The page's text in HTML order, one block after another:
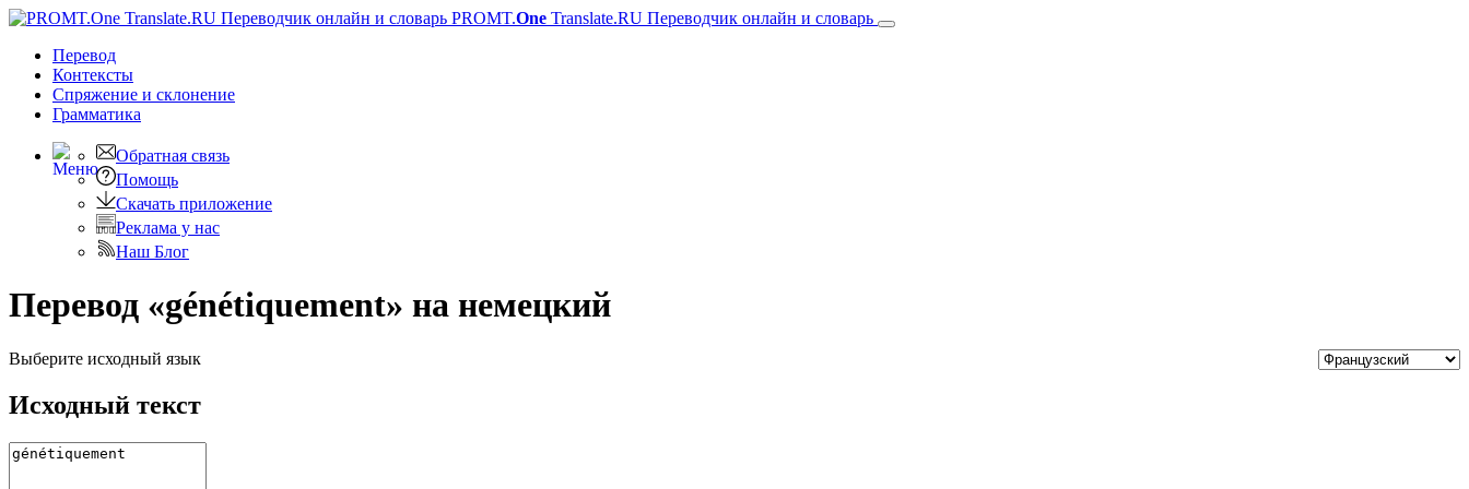
PROMT.One Translate.RU Переводчик онлайн и словарь
Перевод
Контексты
Спряжение и склонение
Грамматика
Обратная связь
Помощь
Скачать приложение
Реклама у нас
Наш Блог
Перевод «génétiquement» на немецкий
Выберите исходный язык
Исходный текст